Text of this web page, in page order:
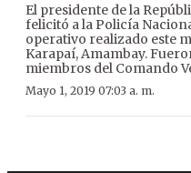
El presidente de la
felicitó a la Policía
operativo realizado este
Karapaí, Amambay.
miembros del Comando
Mayo 1, 2019 07:03 a. m.